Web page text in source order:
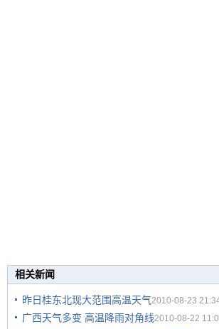
相关新闻
昨日桂东北现大范围高温天气2010-08-23
广西天气多变 高温降雨对角线2010-08-22